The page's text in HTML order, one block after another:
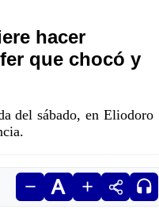
hacer
que chocó y
del sábado, en Eliodoro